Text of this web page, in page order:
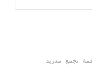
تجمع مدريد